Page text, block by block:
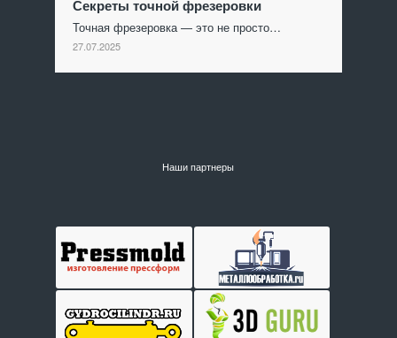
Секреты точной фрезеровки
Точная фрезеровка — это не просто…
27.07.2025
Наши партнеры